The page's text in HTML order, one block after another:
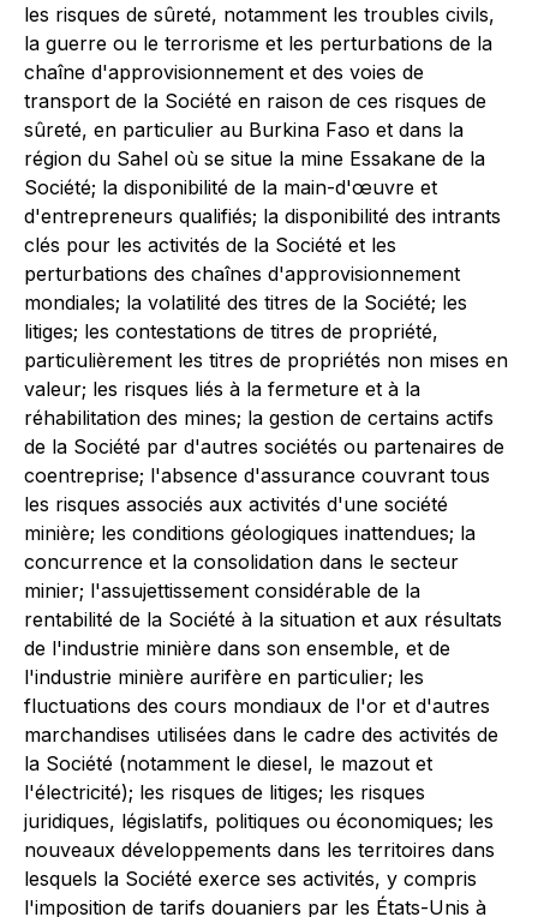
les risques de sûreté, notamment les troubles civils,
la guerre ou le terrorisme et les perturbations de la
chaîne d'approvisionnement et des voies de
transport de la Société en raison de ces risques de
sûreté, en particulier au Burkina Faso et dans la
région du Sahel où se situe la mine Essakane de la
Société; la disponibilité de la main-d'œuvre et
d'entrepreneurs qualifiés; la disponibilité des intrants
clés pour les activités de la Société et les
perturbations des chaînes d'approvisionnement
mondiales; la volatilité des titres de la Société; les
litiges; les contestations de titres de propriété,
particulièrement les titres de propriétés non mises en
valeur; les risques liés à la fermeture et à la
réhabilitation des mines; la gestion de certains actifs
de la Société par d'autres sociétés ou partenaires de
coentreprise; l'absence d'assurance couvrant tous
les risques associés aux activités d'une société
minière; les conditions géologiques inattendues; la
concurrence et la consolidation dans le secteur
minier; l'assujettissement considérable de la
rentabilité de la Société à la situation et aux résultats
de l'industrie minière dans son ensemble, et de
l'industrie minière aurifère en particulier; les
fluctuations des cours mondiaux de l'or et d'autres
marchandises utilisées dans le cadre des activités de
la Société (notamment le diesel, le mazout et
l'électricité); les risques de litiges; les risques
juridiques, législatifs, politiques ou économiques; les
nouveaux développements dans les territoires dans
lesquels la Société exerce ses activités, y compris
l'imposition de tarifs douaniers par les États-Unis à